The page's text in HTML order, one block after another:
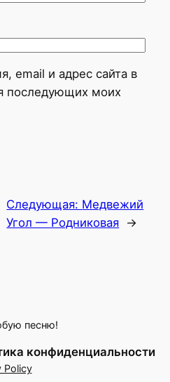
email и адрес сайта в
последующих моих
Следующая: Медвежий
Угол — Родниковая →
песню!
конфиденциальности
Policy